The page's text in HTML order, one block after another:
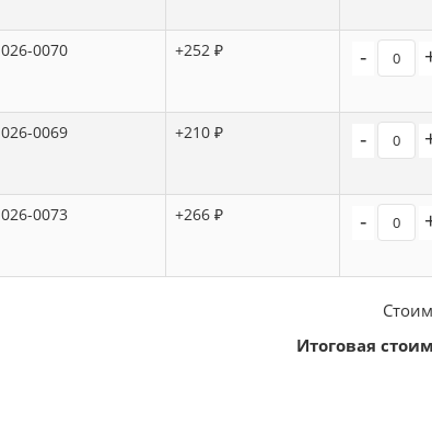
026-0070 +252 ₽ -
026-0069 +210 ₽ -
026-0073 +266 ₽ -
Итоговая